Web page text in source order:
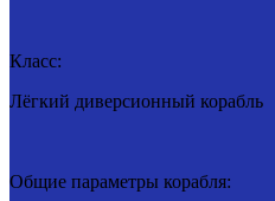
Класс:
Лёгкий диверсионный корабль
Общие параметры корабля: